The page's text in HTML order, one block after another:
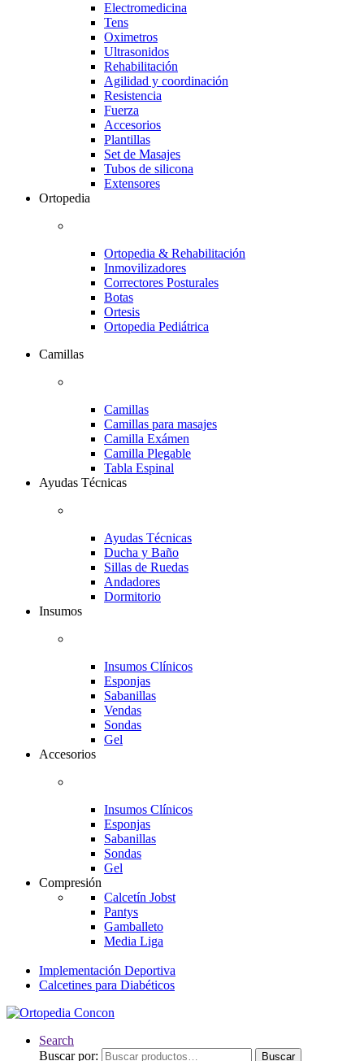
Electromedicina
Tens
Oximetros
Ultrasonidos
Rehabilitación
Agilidad y coordinación
Resistencia
Fuerza
Accesorios
Plantillas
Set de Masajes
Tubos de silicona
Extensores
Ortopedia
Ortopedia & Rehabilitación
Inmovilizadores
Correctores Posturales
Botas
Ortesis
Ortopedia Pediátrica
Camillas
Camillas
Camillas para masajes
Camilla Exámen
Camilla Plegable
Tabla Espinal
Ayudas Técnicas
Ayudas Técnicas
Ducha y Baño
Sillas de Ruedas
Andadores
Dormitorio
Insumos
Insumos Clínicos
Esponjas
Sabanillas
Vendas
Sondas
Gel
Accesorios
Insumos Clínicos
Esponjas
Sabanillas
Sondas
Gel
Compresión
Calcetín Jobst
Pantys
Gamballeto
Media Liga
Implementación Deportiva
Calcetines para Diabéticos
Search
Buscar por:
Buscar